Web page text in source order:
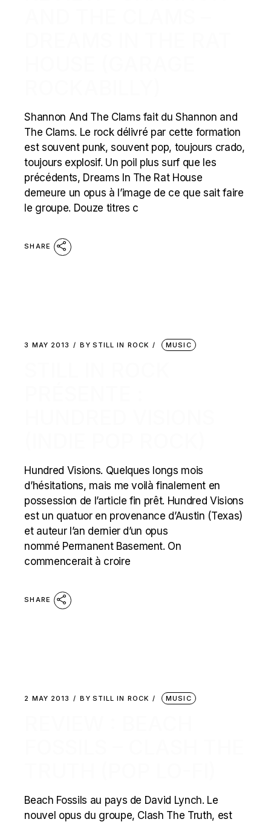
Shannon And The Clams fait du Shannon and
The Clams. Le rock délivré par cette formation
est souvent punk, souvent pop, toujours crado,
toujours explosif. Un poil plus surf que les
précédents, Dreams In The Rat House
demeure un opus à l’image de ce que sait faire
le groupe. Douze titres c
SHARE
3 MAY 2013 BY STILL IN ROCK MUSIC
Hundred Visions. Quelques longs mois
d’hésitations, mais me voilà finalement en
possession de l’article fin prêt. Hundred Visions
est un quatuor en provenance d’Austin (Texas)
et auteur l’an dernier d’un opus
nommé Permanent Basement. On
commencerait à croire
SHARE
2 MAY 2013 BY STILL IN ROCK MUSIC
Beach Fossils au pays de David Lynch. Le
nouvel opus du groupe, Clash The Truth, est